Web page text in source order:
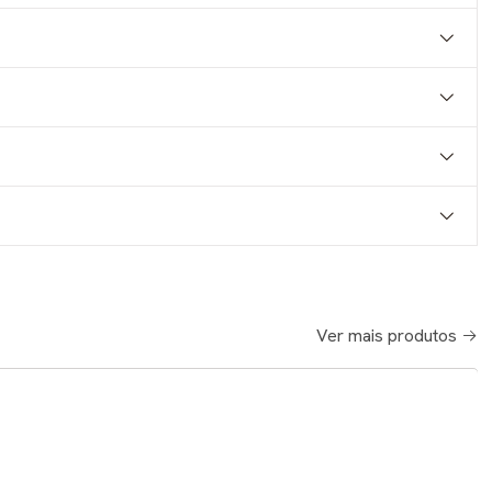
Ver mais produtos